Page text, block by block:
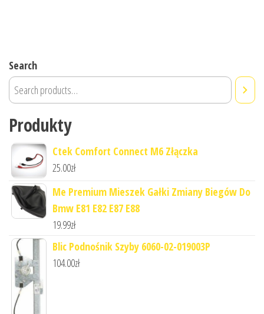
Search
Produkty
Ctek Comfort Connect M6 Złączka
25.00zł
Me Premium Mieszek Gałki Zmiany Biegów Do
Bmw E81 E82 E87 E88
19.99zł
Blic Podnośnik Szyby 6060-02-019003P
104.00zł